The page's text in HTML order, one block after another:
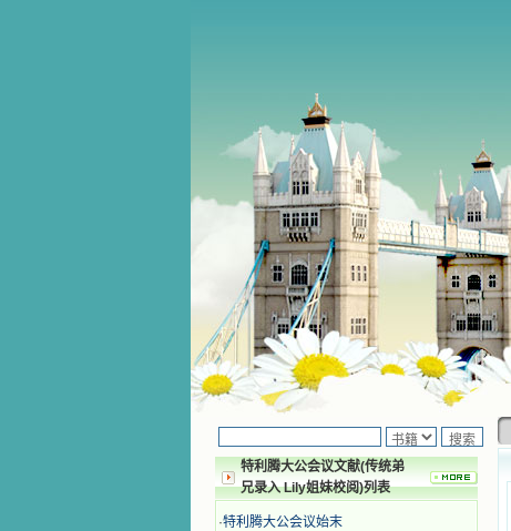
特利腾大公会议文献(传统弟
兄录入 Lily姐妹校阅)列表
·特利腾大公会议始末